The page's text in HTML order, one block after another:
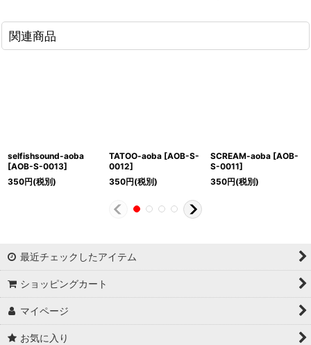
関連商品
selfishsound-aoba
[AOB-S-0013]
350円(税別)
TATOO-aoba [AOB-S-
0012]
350円(税別)
SCREAM-aoba [AOB-
S-0011]
350円(税別)
最近チェックしたアイテム
ショッピングカート
マイページ
お気に入り